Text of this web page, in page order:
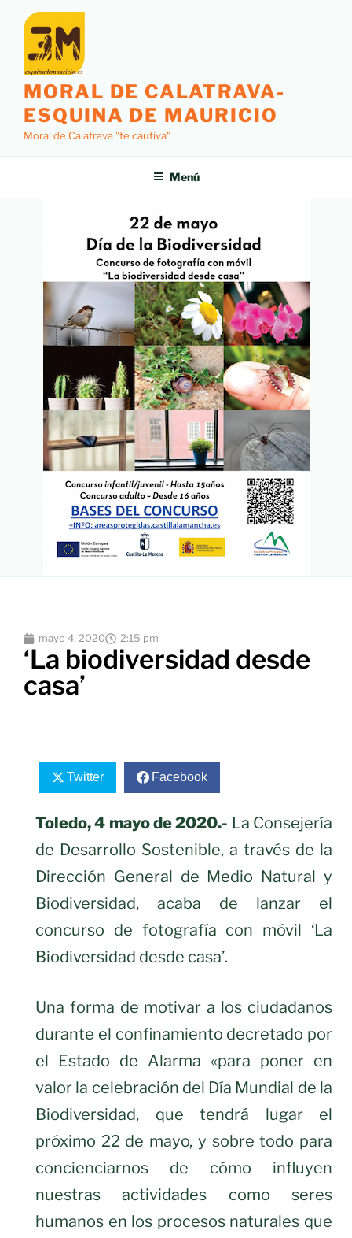
MORAL DE CALATRAVA-
ESQUINA DE MAURICIO
Moral de Calatrava "te cautiva"
Menú
mayo 4, 2020 2:15 pm
‘La biodiversidad desde
casa’
Twitter Facebook
Toledo, 4 mayo de 2020.- La Consejería
de Desarrollo Sostenible, a través de la
Dirección General de Medio Natural y
Biodiversidad, acaba de lanzar el
concurso de fotografía con móvil ‘La
Biodiversidad desde casa’.
Una forma de motivar a los ciudadanos
durante el confinamiento decretado por
el Estado de Alarma «para poner en
valor la celebración del Día Mundial de la
Biodiversidad, que tendrá lugar el
próximo 22 de mayo, y sobre todo para
concienciarnos de cómo influyen
nuestras actividades como seres
humanos en los procesos naturales que